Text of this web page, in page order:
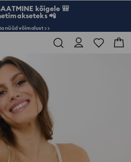
kõigele 🎒
📲
nüüd võimalust >>